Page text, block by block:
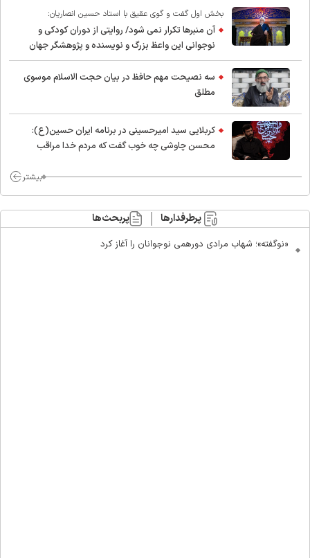
بخش اول گفت و گوی عقیق با استاد حسین انصاریان:
آن منبرها تکرار نمی شود/ روایتی از دوران کودکی و
نوجوانی این واعظ بزرگ و نویسنده و پژوهشگر جهان
اسلام
سه نصیحت مهم حافظ در بیان حجت الاسلام موسوی
مطلق
کربلایی سید امیر‌حسینی در برنامه ایران حسین(ع):
محسن چاوشی چه خوب گفت که مردم خدا مراقب
بیشتر
پرطرفدارها پربحث‌ها
«نوگفته»؛ شهاب مرادی دورهمی نوجوانان را آغاز کرد